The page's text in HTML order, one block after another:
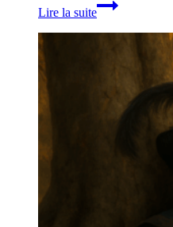
Lire la suitePOÉSIE
L’ANTIQUITÉ